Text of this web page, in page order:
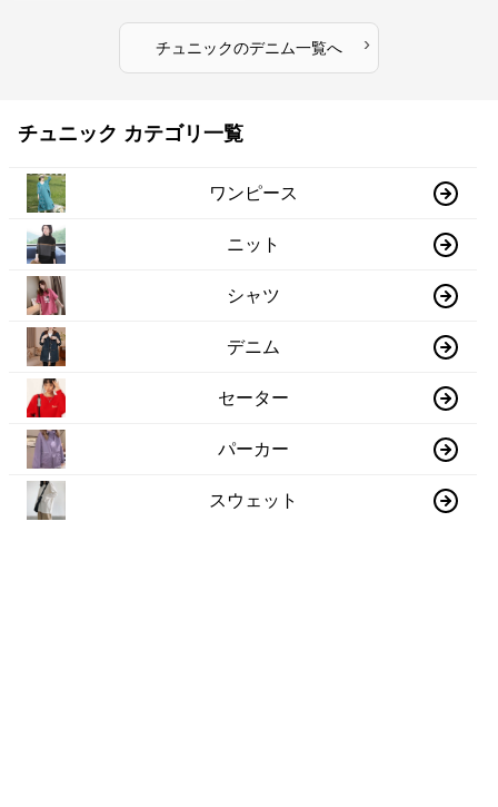
チュニックのデニム一覧へ ›
チュニック カテゴリ一覧
ワンピース
ニット
シャツ
デニム
セーター
パーカー
スウェット